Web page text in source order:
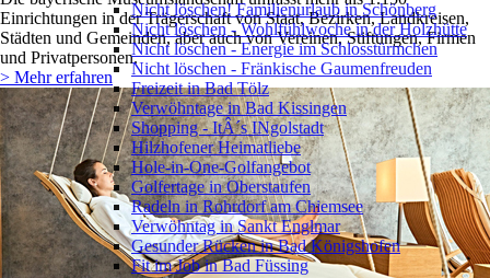
Einrichtungen in der Trägerschaft von Staat, Bezirken, Landkreisen,
Städten und Gemeinden, aber auch von Vereinen, Stiftungen, Firmen
und Privatpersonen.
> Mehr erfahren
Nicht löschen! Familienurlaub in Schönberg
Nicht löschen - Wohlfühlwoche in der Holzhütte
Nicht löschen - Energie im Schlosstürmchen
Nicht löschen - Fränkische Gaumenfreuden
Freizeit in Bad Tölz
Verwöhntage in Bad Kissingen
Shopping - ItÂ´s INgolstadt
Hilzhofener Heimatliebe
Hole-in-One-Golfangebot
Golfertage in Oberstaufen
Radeln in Rohrdorf am Chiemsee
Verwöhntag in Sankt Englmar
Gesunder Rücken in Bad Königshofen
Fit im Job in Bad Füssing